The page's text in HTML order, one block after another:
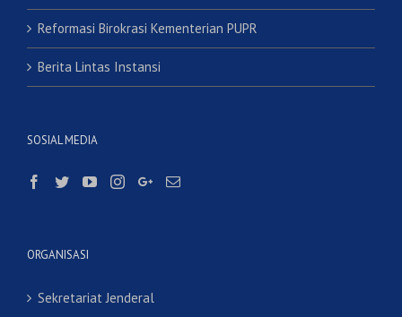
Reformasi Birokrasi Kementerian PUPR
Berita Lintas Instansi
SOSIAL MEDIA
ORGANISASI
Sekretariat Jenderal